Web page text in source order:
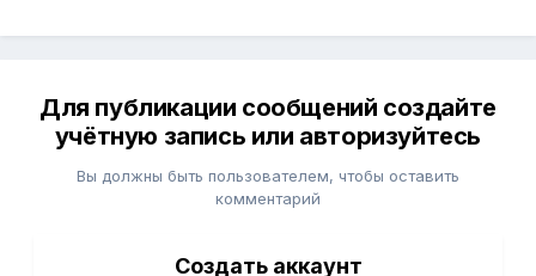
Для публикации сообщений создайте
учётную запись или авторизуйтесь
Вы должны быть пользователем, чтобы оставить
комментарий
Создать аккаунт